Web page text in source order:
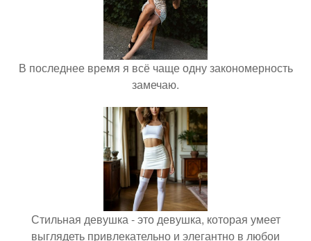
В последнее время я всё чаще одну закономерность
замечаю.
Стильная девушка - это девушка, которая умеет
выглядеть привлекательно и элегантно в любои